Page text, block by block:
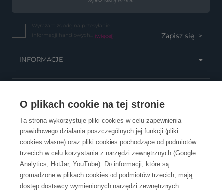
O plikach cookie na tej stronie
Ta strona wykorzystuje pliki cookies w celu zapewnienia
prawidłowego działania poszczególnych jej funkcji (pliki
cookies własne) oraz pliki cookies pochodzące od podmiotów
trzecich w celu korzystania z narzędzi zewnętrznych (Google
Analytics, HotJar, YouTube). Do informacji, które są
gromadzone w plikach cookies od podmiotów trzecich, mają
dostęp dostawcy wymienionych narzędzi zewnętrznych.
Wyrażam zgodę na przesyłanie
informacji handlowych... (więcej)
INFORMACJE
OBSŁUGA KLIENTA
KONTAKT